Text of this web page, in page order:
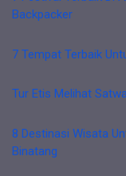
Backpacker
7 Tempat Terbaik
Tur Etis Melihat
8 Destinasi Wisata
Binatang